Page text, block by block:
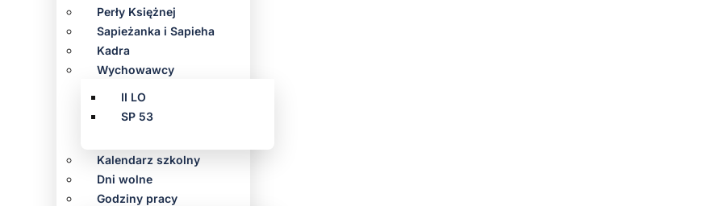
Perły Księżnej
Sapieżanka i Sapieha
Kadra
Wychowawcy
II LO
SP 53
Kalendarz szkolny
Dni wolne
Godziny pracy